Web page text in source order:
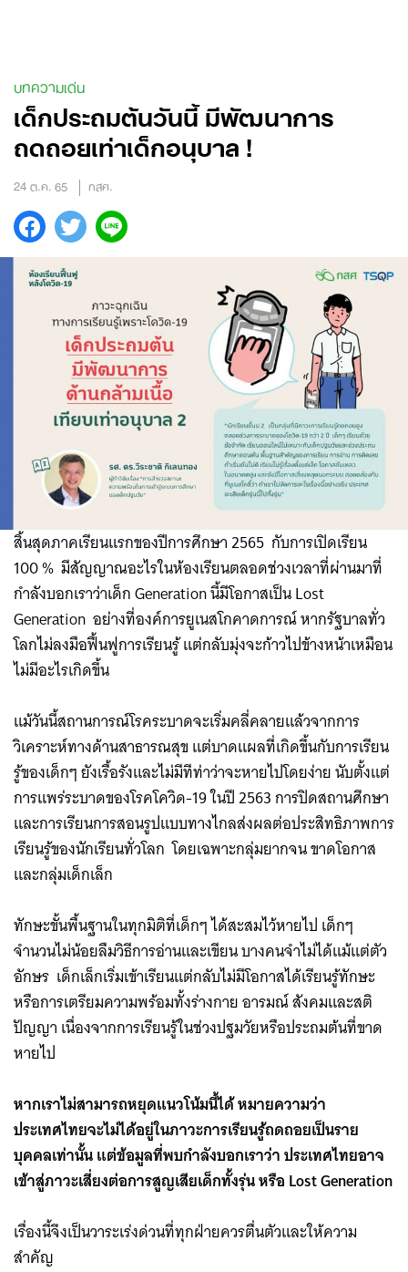
บทความเด่น
เด็กประถมต้นวันนี้ มีพัฒนาการ
ถดถอยเท่าเด็กอนุบาล !
24 ต.ค. 65 กสศ.
สิ้นสุดภาคเรียนแรกของปีการศึกษา 2565 กับการเปิดเรียน
100 % มีสัญญาณอะไรในห้องเรียนตลอดช่วงเวลาที่ผ่านมาที่
กำลังบอกเราว่าเด็ก Generation นี้มีโอกาสเป็น Lost
Generation อย่างที่องค์การยูเนสโกคาดการณ์ หากรัฐบาลทั่ว
โลกไม่ลงมือฟื้นฟูการเรียนรู้ แต่กลับมุ่งจะก้าวไปข้างหน้าเหมือน
ไม่มีอะไรเกิดขึ้น
แม้วันนี้สถานการณ์โรคระบาดจะเริ่มคลี่คลายแล้วจากการ
วิเคราะห์ทางด้านสาธารณสุข แต่บาดแผลที่เกิดขึ้นกับการเรียน
รู้ของเด็กๆ ยังเรื้อรังและไม่มีทีท่าว่าจะหายไปโดยง่าย นับตั้งแต่
การแพร่ระบาดของโรคโควิด-19 ในปี 2563 การปิดสถานศึกษา
และการเรียนการสอนรูปแบบทางไกลส่งผลต่อประสิทธิภาพการ
เรียนรู้ของนักเรียนทั่วโลก โดยเฉพาะกลุ่มยากจน ขาดโอกาส
และกลุ่มเด็กเล็ก
ทักษะขั้นพื้นฐานในทุกมิติที่เด็กๆ ได้สะสมไว้หายไป เด็กๆ
จำนวนไม่น้อยลืมวิธีการอ่านและเขียน บางคนจำไม่ได้แม้แต่ตัว
อักษร เด็กเล็กเริ่มเข้าเรียนแต่กลับไม่มีโอกาสได้เรียนรู้ทักษะ
หรือการเตรียมความพร้อมทั้งร่างกาย อารมณ์ สังคมและสติ
ปัญญา เนื่องจากการเรียนรู้ในช่วงปฐมวัยหรือประถมต้นที่ขาด
หายไป
หากเราไม่สามารถหยุดแนวโน้มนี้ได้ หมายความว่า
ประเทศไทยจะไม่ได้อยู่ในภาวะการเรียนรู้ถดถอยเป็นราย
บุคคลเท่านั้น แต่ข้อมูลที่พบกำลังบอกเราว่า ประเทศไทยอาจ
เข้าสู่ภาวะเสี่ยงต่อการสูญเสียเด็กทั้งรุ่น หรือ Lost Generation
เรื่องนี้จึงเป็นวาระเร่งด่วนที่ทุกฝ่ายควรตื่นตัวและให้ความ
สำคัญ